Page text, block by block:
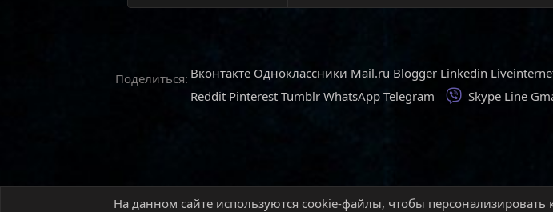
Поделиться: Вконтакте Одноклассники Mail.ru Blogger Linkedin
Reddit Pinterest Tumblr WhatsApp Telegram Viber
Skype Line
На данном сайте используются cookie-файлы, чтобы персонализировать